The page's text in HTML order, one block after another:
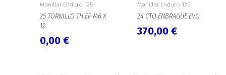
Manillar Enduro 125
25 TORNILLO TH EP M6 X
12
0,00 €
Manillar Enduro 125
24 CTO ENBRAGUE EVO
370,00 €